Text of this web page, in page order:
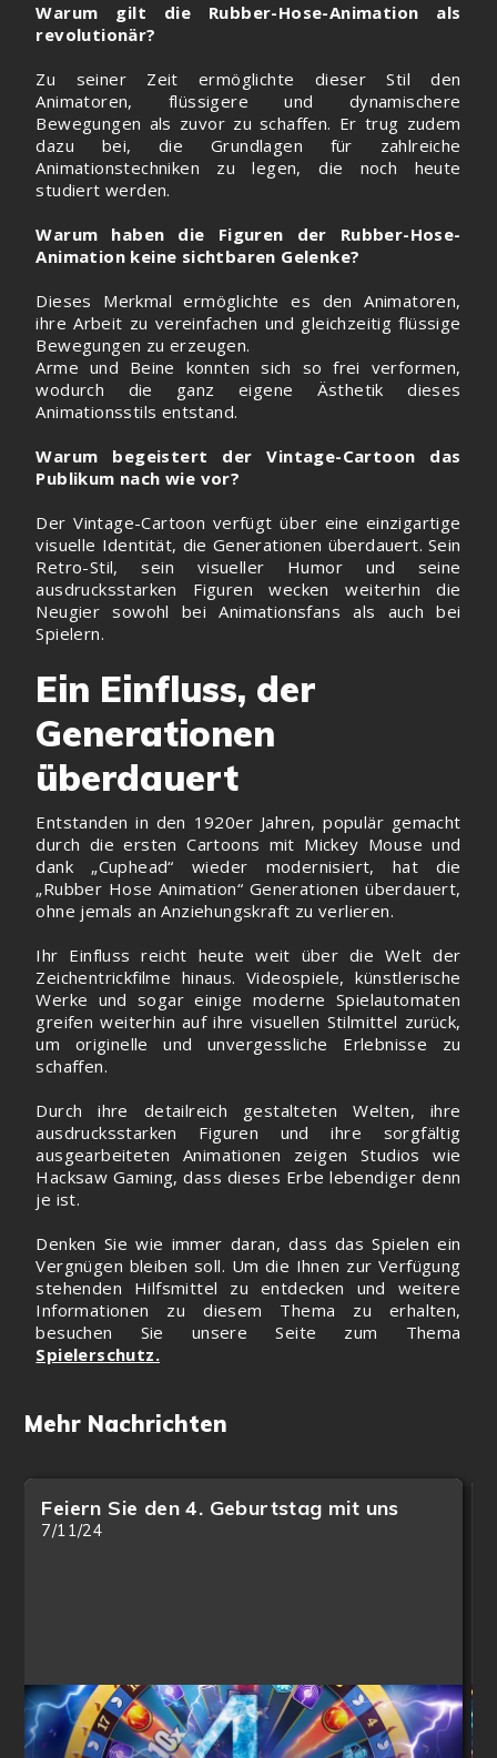
Warum gilt die Rubber-Hose-Animation als
revolutionär?
Zu seiner Zeit ermöglichte dieser Stil den
Animatoren, flüssigere und dynamischere
Bewegungen als zuvor zu schaffen. Er trug zudem
dazu bei, die Grundlagen für zahlreiche
Animationstechniken zu legen, die noch heute
studiert werden.
Warum haben die Figuren der Rubber-Hose-
Animation keine sichtbaren Gelenke?
Dieses Merkmal ermöglichte es den Animatoren,
ihre Arbeit zu vereinfachen und gleichzeitig flüssige
Bewegungen zu erzeugen.
Arme und Beine konnten sich so frei verformen,
wodurch die ganz eigene Ästhetik dieses
Animationsstils entstand.
Warum begeistert der Vintage-Cartoon das
Publikum nach wie vor?
Der Vintage-Cartoon verfügt über eine einzigartige
visuelle Identität, die Generationen überdauert. Sein
Retro-Stil, sein visueller Humor und seine
ausdrucksstarken Figuren wecken weiterhin die
Neugier sowohl bei Animationsfans als auch bei
Spielern.
Ein Einfluss, der
Generationen
überdauert
Entstanden in den 1920er Jahren, populär gemacht
durch die ersten Cartoons mit Mickey Mouse und
dank „Cuphead“ wieder modernisiert, hat die
„Rubber Hose Animation“ Generationen überdauert,
ohne jemals an Anziehungskraft zu verlieren.
Ihr Einfluss reicht heute weit über die Welt der
Zeichentrickfilme hinaus. Videospiele, künstlerische
Werke und sogar einige moderne Spielautomaten
greifen weiterhin auf ihre visuellen Stilmittel zurück,
um originelle und unvergessliche Erlebnisse zu
schaffen.
Durch ihre detailreich gestalteten Welten, ihre
ausdrucksstarken Figuren und ihre sorgfältig
ausgearbeiteten Animationen zeigen Studios wie
Hacksaw Gaming, dass dieses Erbe lebendiger denn
je ist.
Denken Sie wie immer daran, dass das Spielen ein
Vergnügen bleiben soll. Um die Ihnen zur Verfügung
stehenden Hilfsmittel zu entdecken und weitere
Informationen zu diesem Thema zu erhalten,
besuchen Sie unsere Seite zum Thema
Spielerschutz.
Mehr Nachrichten
Feiern Sie den 4. Geburtstag mit uns
7/11/24